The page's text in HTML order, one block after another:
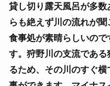
貸し切り露天風呂が多
らも絶えず川の流れが
食事処が素晴らしいの
す。狩野川の支流であ
るため、その川のすぐ